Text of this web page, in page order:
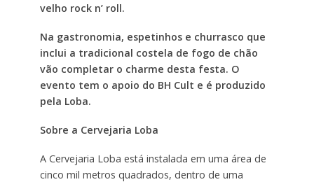
velho rock n’ roll.
Na gastronomia, espetinhos e churrasco que
inclui a tradicional costela de fogo de chão
vão completar o charme desta festa. O
evento tem o apoio do BH Cult e é produzido
pela Loba.
Sobre a Cervejaria Loba
A Cervejaria Loba está instalada em uma área de
cinco mil metros quadrados, dentro de uma